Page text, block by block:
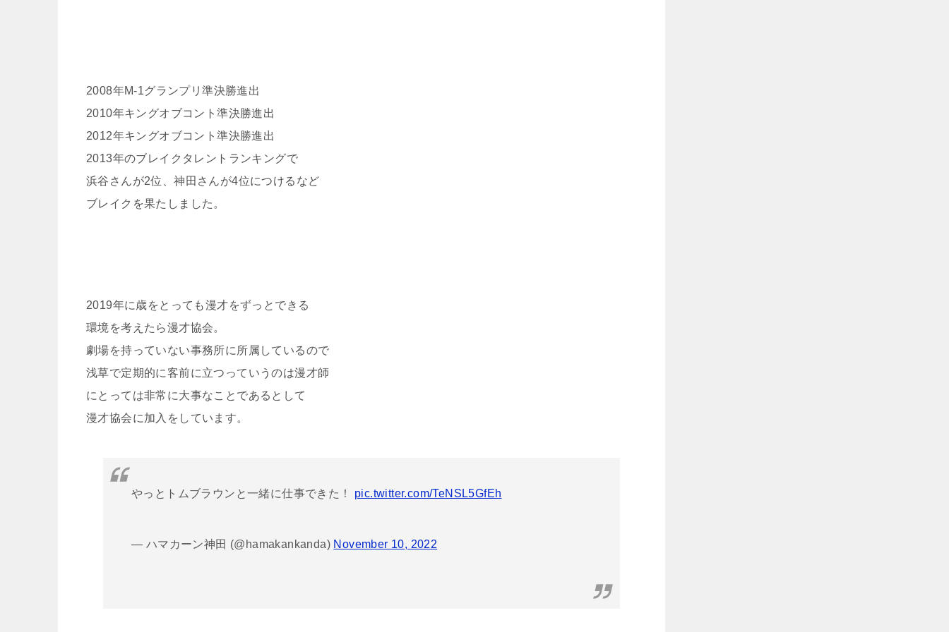
2008年M-1グランプリ準決勝進出
2010年キングオブコント準決勝進出
2012年キングオブコント準決勝進出
2013年のブレイクタレントランキングで
浜谷さんが2位、神田さんが4位につけるなど
ブレイクを果たしました。
2019年に歳をとっても漫才をずっとできる
環境を考えたら漫才協会。
劇場を持っていない事務所に所属しているので
浅草で定期的に客前に立つっていうのは漫才師
にとっては非常に大事なことであるとして
漫才協会に加入をしています。
やっとトムブラウンと一緒に仕事できた！ pic.twitter.com/TeNSL5GfEh
— ハマカーン神田 (@hamakankanda) November 10, 2022